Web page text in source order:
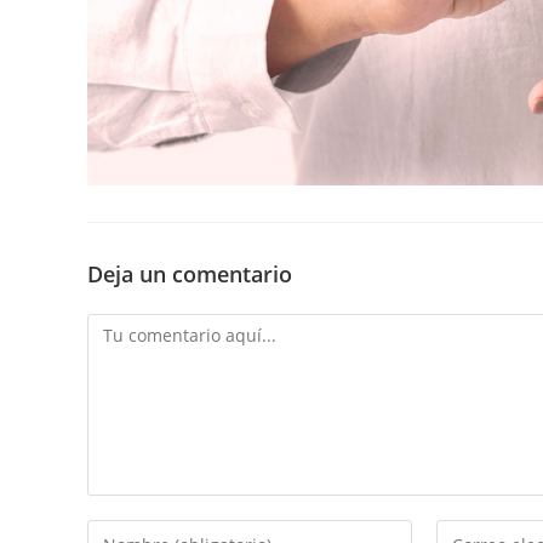
Deja un comentario
Comentario
Introducí Introducí